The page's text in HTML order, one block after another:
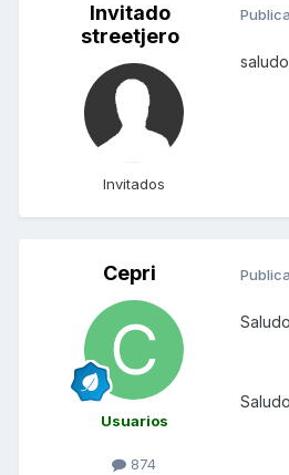
Invitado
streetjero
Invitados
Cepri
Usuarios
874